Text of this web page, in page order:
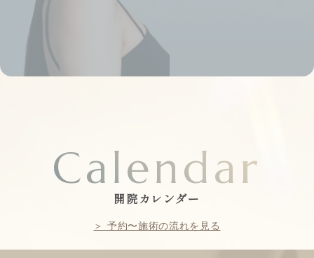
Calendar
開院カレンダー
＞ 予約〜施術の流れを見る